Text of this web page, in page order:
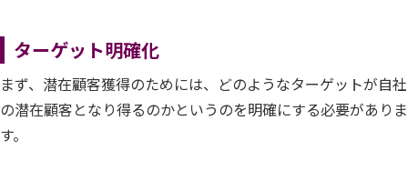
ターゲット明確化
まず、潜在顧客獲得のためには、どのようなターゲットが自社
の潜在顧客となり得るのかというのを明確にする必要がありま
す。